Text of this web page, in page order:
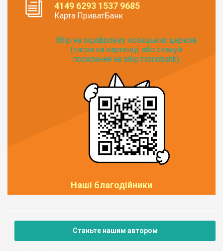
4149 6293 1537 9685
Карта ПриватБанк
Збір на оцифровку козацьких церков
(тисни на картинці, або скануй
посилання на збір monobank):
Наші благодійники
Станьте нашим автором